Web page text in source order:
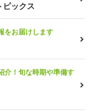
ピックス
をお届けします
介！旬な時期や準備す